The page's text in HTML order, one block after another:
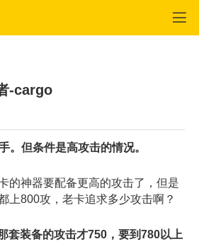
-cargo
。但条件是高攻击的情况。
的神器要配备更高的攻击了，但是
上800攻，老卡追求多少攻击啊？
套装备的攻击才750，要到780以上